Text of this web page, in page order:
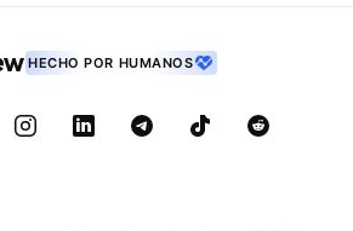
HECHO POR HUMANOS